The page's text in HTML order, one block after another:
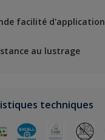
facilité d'application
au lustrage
techniques